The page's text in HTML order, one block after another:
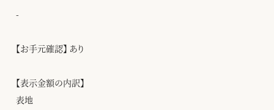
-
【お手元確認】 あり
【表示金額の内訳】
表地